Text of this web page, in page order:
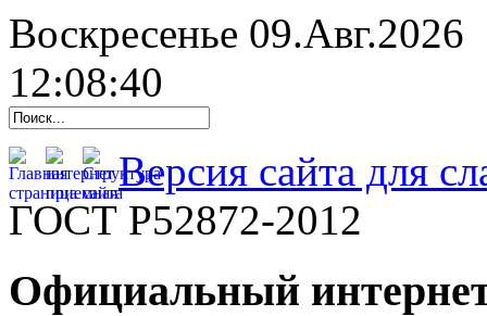
Воскресенье 09.Авг.2026
12:08:41
Версия сайта для
ГОСТ Р52872-2012
Официальный